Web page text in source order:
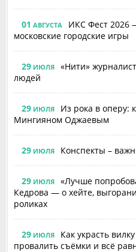
01 АВГУСТА
ИКС Фест 2026
московские городские игры
29 ИЮЛЯ
«Нити»
людей
29 ИЮЛЯ
Из рока в оперу:
Мингияном Оджаевым
29 ИЮЛЯ Конспекты –
29 ИЮЛЯ
«Лучше
Кедрова — о хейте,
роликах
29 ИЮЛЯ
Как украсть
провалить съёмки и всё